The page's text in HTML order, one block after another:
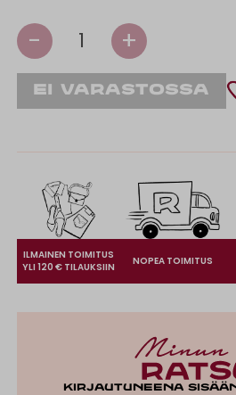
- 1 +
ILMAINEN TOIMITUS
YLI 120 € TILAUKSIIN
NOPEA TOIMITUS
Kirjautuneena